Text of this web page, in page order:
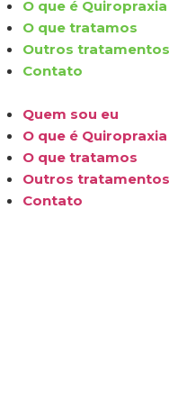
O que é Quiropraxia
O que tratamos
Outros tratamentos
Contato
Quem sou eu
O que é Quiropraxia
O que tratamos
Outros tratamentos
Contato